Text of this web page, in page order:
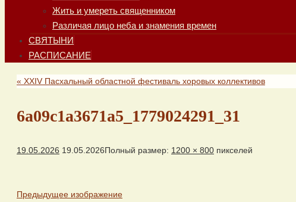
Жить и умереть священником
Различая лицо неба и знамения времен
СВЯТЫНИ
РАСПИСАНИЕ
« XXIV Пасхальный областной фестиваль хоровых коллективов
6a09c1a3671a5_1779024291_31
19.05.2026 19.05.2026Полный размер: 1200 × 800 пикселей
Предыдущее изображение